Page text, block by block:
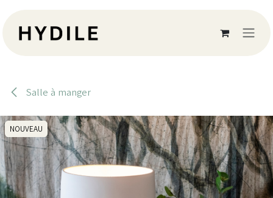
Salle à manger
NOUVEAU
NOUVEAU